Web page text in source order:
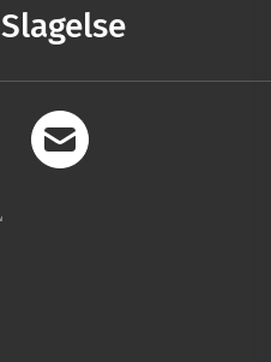
Slagelse